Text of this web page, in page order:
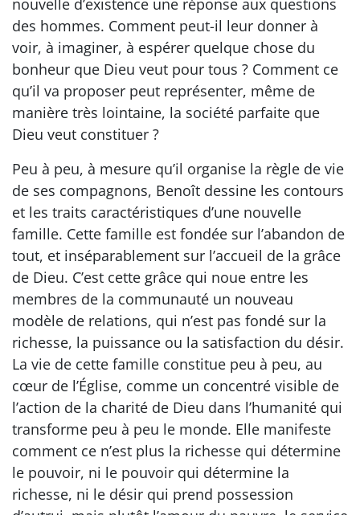
nouvelle d’existence une réponse aux questions
des hommes. Comment peut-il leur donner à
voir, à imaginer, à espérer quelque chose du
bonheur que Dieu veut pour tous ? Comment ce
qu’il va proposer peut représenter, même de
manière très lointaine, la société parfaite que
Dieu veut constituer ?
Peu à peu, à mesure qu’il organise la règle de vie
de ses compagnons, Benoît dessine les contours
et les traits caractéristiques d’une nouvelle
famille. Cette famille est fondée sur l’abandon de
tout, et inséparablement sur l’accueil de la grâce
de Dieu. C’est cette grâce qui noue entre les
membres de la communauté un nouveau
modèle de relations, qui n’est pas fondé sur la
richesse, la puissance ou la satisfaction du désir.
La vie de cette famille constitue peu à peu, au
cœur de l’Église, comme un concentré visible de
l’action de la charité de Dieu dans l’humanité qui
transforme peu à peu le monde. Elle manifeste
comment ce n’est plus la richesse qui détermine
le pouvoir, ni le pouvoir qui détermine la
richesse, ni le désir qui prend possession